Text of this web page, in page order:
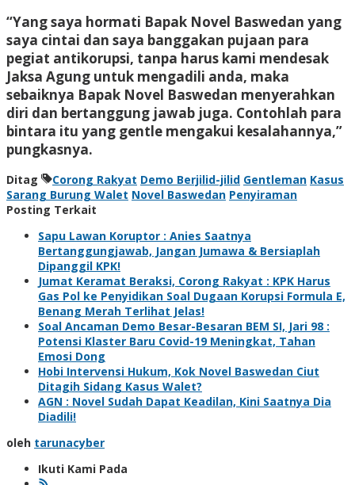
“Yang saya hormati Bapak Novel Baswedan yang
saya cintai dan saya banggakan pujaan para
pegiat antikorupsi, tanpa harus kami mendesak
Jaksa Agung untuk mengadili anda, maka
sebaiknya Bapak Novel Baswedan menyerahkan
diri dan bertanggung jawab juga. Contohlah para
bintara itu yang gentle mengakui kesalahannya,”
pungkasnya.
Ditag Corong Rakyat Demo Berjilid-jilid Gentleman Kasus
Sarang Burung Walet Novel Baswedan Penyiraman
Posting Terkait
Sapu Lawan Koruptor : Anies Saatnya
Bertanggungjawab, Jangan Jumawa & Bersiaplah
Dipanggil KPK!
Jumat Keramat Beraksi, Corong Rakyat : KPK Harus
Gas Pol ke Penyidikan Soal Dugaan Korupsi Formula E,
Benang Merah Terlihat Jelas!
Soal Ancaman Demo Besar-Besaran BEM SI, Jari 98 :
Potensi Klaster Baru Covid-19 Meningkat, Tahan
Emosi Dong
Hobi Intervensi Hukum, Kok Novel Baswedan Ciut
Ditagih Sidang Kasus Walet?
AGN : Novel Sudah Dapat Keadilan, Kini Saatnya Dia
Diadili!
oleh tarunacyber
Ikuti Kami Pada